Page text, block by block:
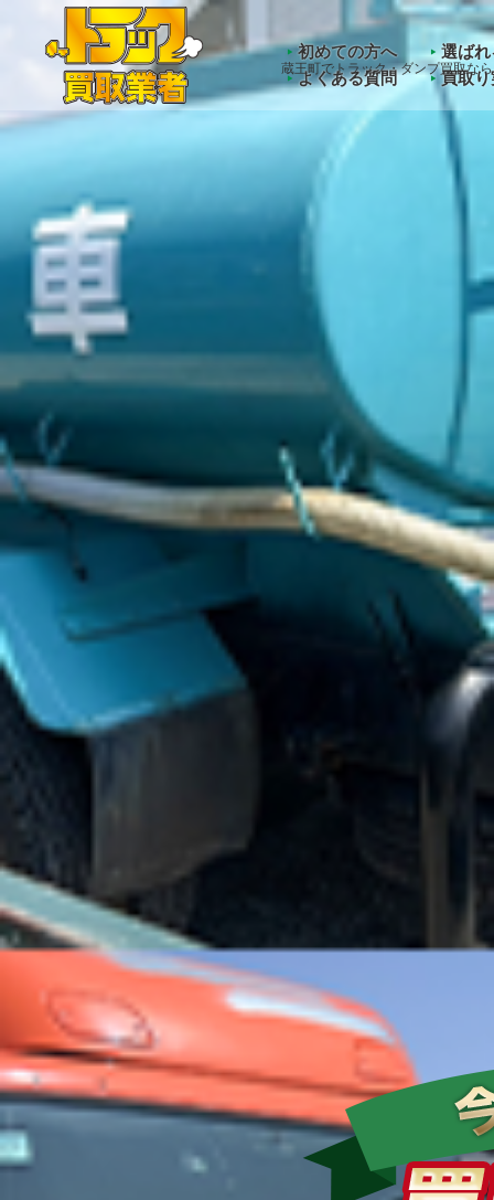
Warning : Undefined array key
蔵王町でトラック・ダンプ買取な
初めての方へ
選ば
よくある質問
買取